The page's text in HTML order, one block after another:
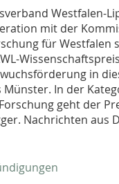
Westfalen-
mit der
für Westfalen
in
Münster. In der
geht der
Nachrichten aus